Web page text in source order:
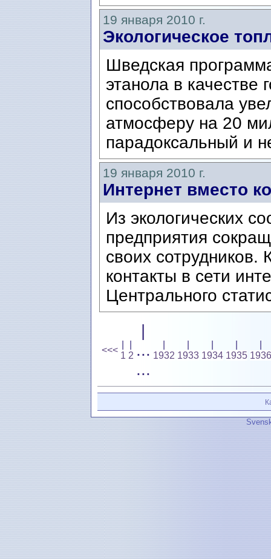
19 января 2010 г.
Экологическое
Шведская
этанола в качестве
способствовала
атмосферу на 20
парадоксальный и
19 января 2010 г.
Интернет вместо
Из экологических
предприятия
своих
контакты в сети
Центрального
<<<
1 2
|
...
...
1932 1933 1934 1935 1936